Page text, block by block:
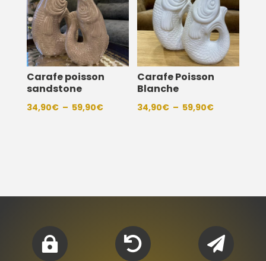
59,90€
59,90€
Carafe poisson
sandstone
34,90€ – 59,90€Plage
Carafe Poisson
Blanche
34,90€ – 59,90€Plage
  